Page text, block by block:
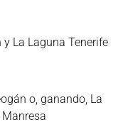
La Laguna Tenerife
o, ganando, La